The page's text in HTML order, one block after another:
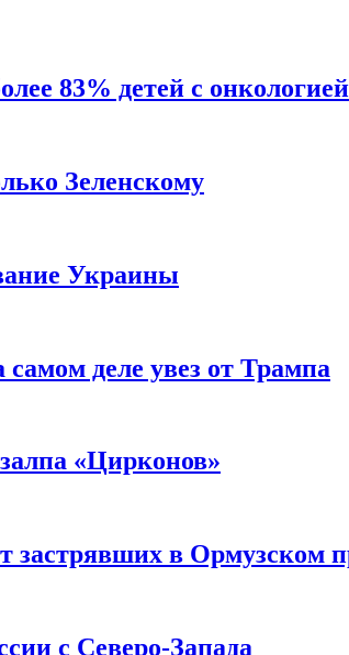
83% детей с онкологией
Зеленскому
Украины
деле увез от Трампа
«Цирконов»
застрявших в Ормузском
с Северо-Запада